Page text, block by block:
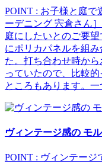
POINT : お子様と庭で
ーデニング 宍倉さん
庭にしたいとのご要
にポリカパネルを組
た。打ち合わせ時か
っていたので、比較
ところもあります。
ヴィンテージ感の モ
POINT : ヴィンテージ